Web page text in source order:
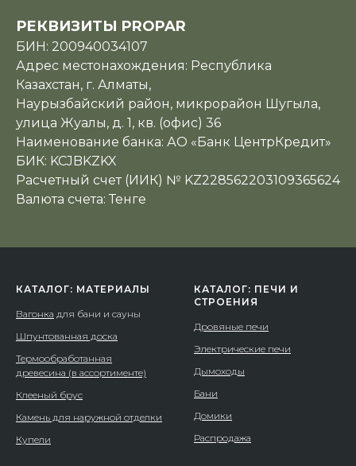
РЕКВИЗИТЫ PROPAR
БИН: 200940034107
Адрес местонахождения: Республика
Казахстан, г. Алматы,
Наурызбайский район, микрорайон Шугыла,
улица Жуалы, д. 1, кв. (офис) 36
Наименование банка: АО «Банк ЦентрКредит»
БИК: KCJBKZKX
Расчетный счет (ИИК) № KZ228562203109365624
Валюта счета: Тенге
КАТАЛОГ: МАТЕРИАЛЫ
Вагонка для бани и сауны
Шпунтованная доска
Термообработанная
древесина (в ассортименте)
Клееный брус
Камень для наружной отделки
Купели
КАТАЛОГ: ПЕЧИ И
СТРОЕНИЯ
Дровяные печи
Электрические печи
Дымоходы
Бани
Домики
Распродажа